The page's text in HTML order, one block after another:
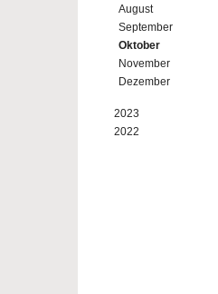
August
September
Oktober
November
Dezember
2023
2022